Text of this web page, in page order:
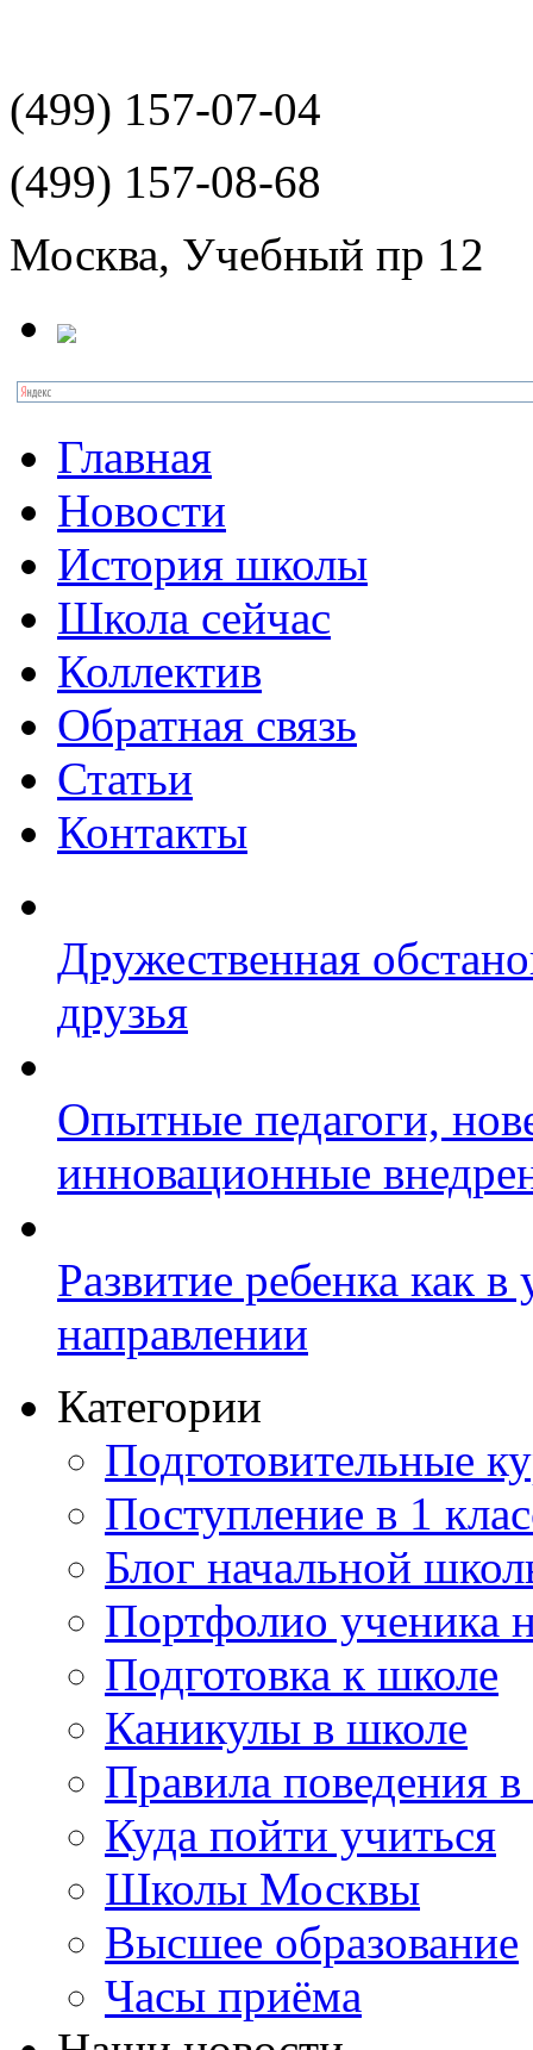
(499) 157-07-04
(499) 157-08-68
Москва, Учебный пр 12
Главная
Новости
История школы
Школа сейчас
Коллектив
Обратная связь
Статьи
Контакты
Дружественная
друзья
Опытные педагоги,
инновационные
Развитие ребенка как
направлении
Категории
Подготовительные
Поступление в 1
Блог начальной
Портфолио ученика
Подготовка к школе
Каникулы в школе
Правила поведения
Куда пойти учиться
Школы Москвы
Высшее образование
Часы приёма